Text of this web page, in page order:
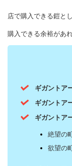
店で購入できる鎧と
購入できる余裕があ
ギガントア
ギガントア
ギガントア
絶望の
欲望の